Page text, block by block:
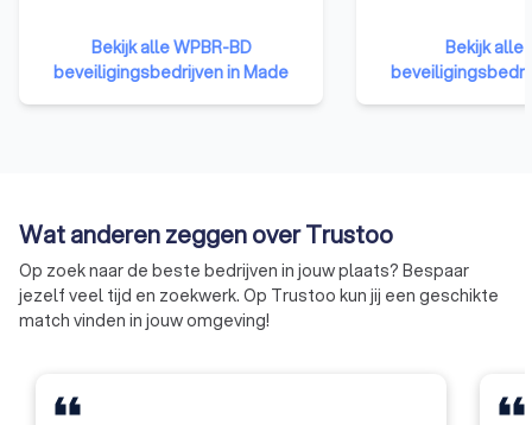
klanten.
Bekijk alle WPBR-BD
beveiligingsbedrijven in Made
bekend als VBe
scala aan diensten
dienstverlening.
verspreid over
benadrukt VVNL
van gelijkheid,
Bekijk alle
Wat anderen zeggen over Trustoo
Op zoek naar de beste bedrijven in jouw plaats? Bespaar
jezelf veel tijd en zoekwerk. Op Trustoo kun jij een geschikte
match vinden in jouw omgeving!